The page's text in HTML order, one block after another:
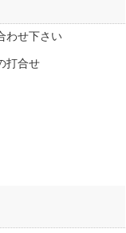
わせ下さい
打合せ